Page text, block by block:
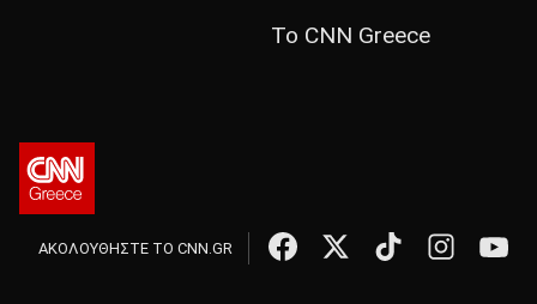
Το CNN Greece
ΑΚΟΛΟΥΘΗΣΤΕ ΤΟ CNN.GR